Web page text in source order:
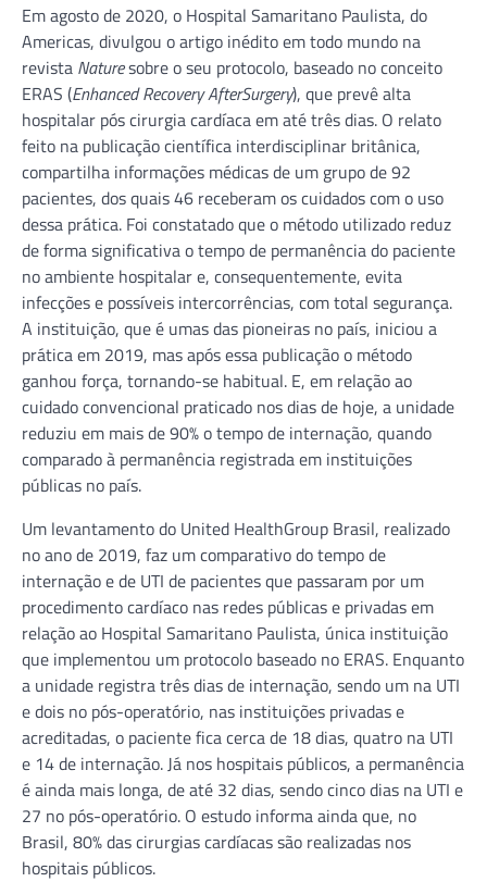
Em agosto de 2020, o Hospital Samaritano Paulista, do
Americas, divulgou o artigo inédito em todo mundo na
revista Naturesobre o seu protocolo, baseado no conceito
ERAS (Enhanced Recovery AfterSurgery), que prevê alta
hospitalar pós cirurgia cardíaca em até três dias. O relato
feito na publicação científica interdisciplinar britânica,
compartilha informações médicas de um grupo de 92
pacientes, dos quais 46 receberam os cuidados com o uso
dessa prática. Foi constatado que o método utilizado reduz
de forma significativa o tempo de permanência do paciente
no ambiente hospitalar e, consequentemente, evita
infecções e possíveis intercorrências, com total segurança.
A instituição, que é umas das pioneiras no país, iniciou a
prática em 2019, mas após essa publicação o método
ganhou força, tornando-se habitual. E, em relação ao
cuidado convencional praticado nos dias de hoje, a unidade
reduziu em mais de 90% o tempo de internação, quando
comparado à permanência registrada em instituições
públicas no país.
Um levantamento do United HealthGroup Brasil, realizado
no ano de 2019, faz um comparativo do tempo de
internação e de UTI de pacientes que passaram por um
procedimento cardíaco nas redes públicas e privadas em
relação ao Hospital Samaritano Paulista, única instituição
que implementou um protocolo baseado no ERAS. Enquanto
a unidade registra três dias de internação, sendo um na UTI
e dois no pós-operatório, nas instituições privadas e
acreditadas, o paciente fica cerca de 18 dias, quatro na UTI
e 14 de internação. Já nos hospitais públicos, a permanência
é ainda mais longa, de até 32 dias, sendo cinco dias na UTI e
27 no pós-operatório. O estudo informa ainda que, no
Brasil, 80% das cirurgias cardíacas são realizadas nos
hospitais públicos.